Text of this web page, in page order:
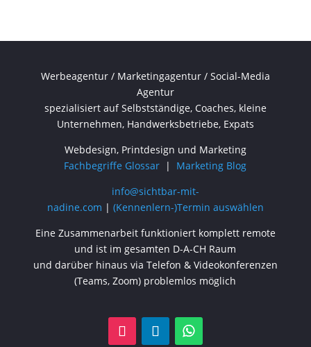
Werbeagentur / Marketingagentur / Social-Media
Agentur
spezialisiert auf Selbstständige, Coaches, kleine
Unternehmen, Handwerksbetriebe, Expats
Webdesign, Printdesign und Marketing
Fachbegriffe Glossar | Marketing Blog
info@sichtbar-mit-
nadine.com | (Kennenlern-)Termin auswählen
Eine Zusammenarbeit funktioniert komplett remote
und ist im gesamten D-A-CH Raum
und darüber hinaus via Telefon & Videokonferenzen
(Teams, Zoom) problemlos möglich